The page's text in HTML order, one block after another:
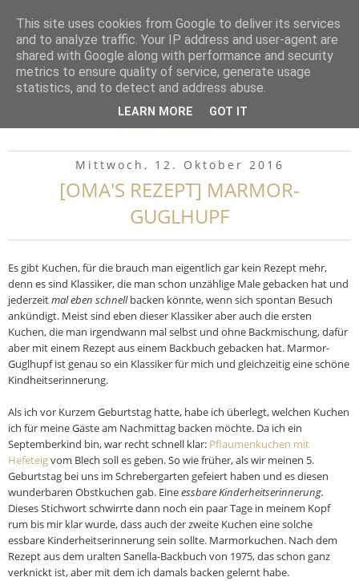
Mittwoch, 12. Oktober 2016
[OMA'S REZEPT] MARMOR-
GUGLHUPF
Es gibt Kuchen, für die brauch man eigentlich gar kein Rezept mehr,
denn es sind Klassiker, die man schon unzählige Male gebacken hat und
jederzeitmal eben schnellbacken könnte, wenn sich spontan Besuch
ankündigt. Meist sind eben dieser Klassiker aber auch die ersten
Kuchen, die man irgendwann mal selbst und ohne Backmischung, dafür
aber mit einem Rezept aus einem Backbuch gebacken hat. Marmor-
Guglhupf ist genau so ein Klassiker für mich und gleichzeitig eine schöne
Kindheitserinnerung.
Als ich vor Kurzem Geburtstag hatte, habe ich überlegt, welchen Kuchen
ich für meine Gäste am Nachmittag backen möchte. Da ich ein
Septemberkind bin, war recht schnell klar: Pflaumenkuchen mit
Hefeteigvom Blech soll es geben. So wie früher, als wir meinen 5.
Geburtstag bei uns im Schrebergarten gefeiert haben und es diesen
wunderbaren Obstkuchen gab. Eineessbare Kinderheitserinnerung.
Dieses Stichwort schwirrte dann noch ein paar Tage in meinem Kopf
rum bis mir klar wurde, dass auch der zweite Kuchen eine solche
essbare Kinderheitserinnerung sein sollte. Marmorkuchen. Nach dem
Rezept aus dem uralten Sanella-Backbuch von 1975, das schon ganz
verknickt ist, aber mit dem ich damals backen gelernt habe.
This site uses cookies from Google to deliver its services
and to analyze traffic. Your IP address and user-agent are
shared with Google along with performance and security
metrics to ensure quality of service, generate usage
statistics, and to detect and address abuse.
LEARN MORE GOT IT